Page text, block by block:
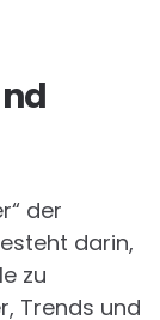
der
darin,
zu
Trends und